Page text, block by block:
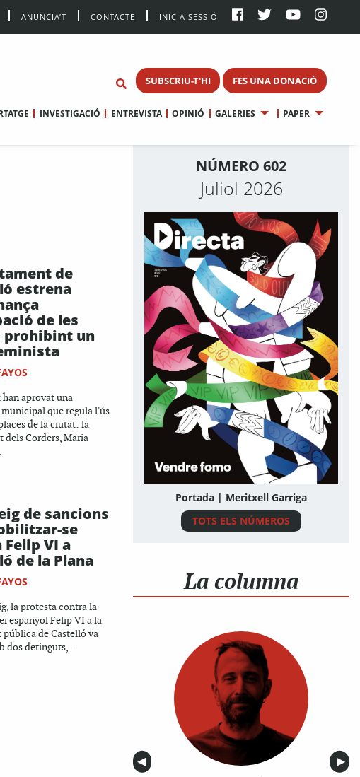
ANUNCIA’T CONTACTE INICIA SESSIÓ
SUBSCRIU-T'HI FES UNA DONACIÓ
INVESTIGACIÓ ENTREVISTA OPINIÓ GALERIES PAPER
de
estrena
de les
prohibint un
han aprovat una
que regula l'ús
de la ciutat: la
dels Corders, Maria
de sancions
se
VI a
de la Plana
la protesta contra la
espanyol Felip VI a la
de Castelló va
dos detinguts,...
NÚMERO 602
Juliol 2026
Portada | Meritxell Garriga
TOTS ELS NÚMEROS
La columna
Anterior
◀︎ ▶︎